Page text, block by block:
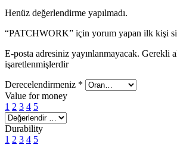
Henüz değerlendirme yapılmadı.
“PATCHWORK” için yorum yapan ilk kişi
E-posta adresiniz yayınlanmayacak. Gerekli
işaretlenmişlerdir
Derecelendirmeniz *
Value for money
1 2 3 4 5
Durability
1 2 3 4 5